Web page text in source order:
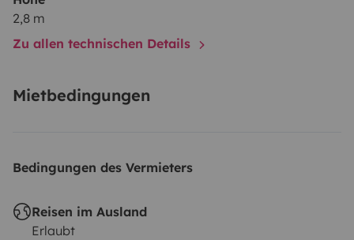
2,8 m
Zu allen technischen Details
Mietbedingungen
Bedingungen des Vermieters
Reisen im Ausland
Erlaubt